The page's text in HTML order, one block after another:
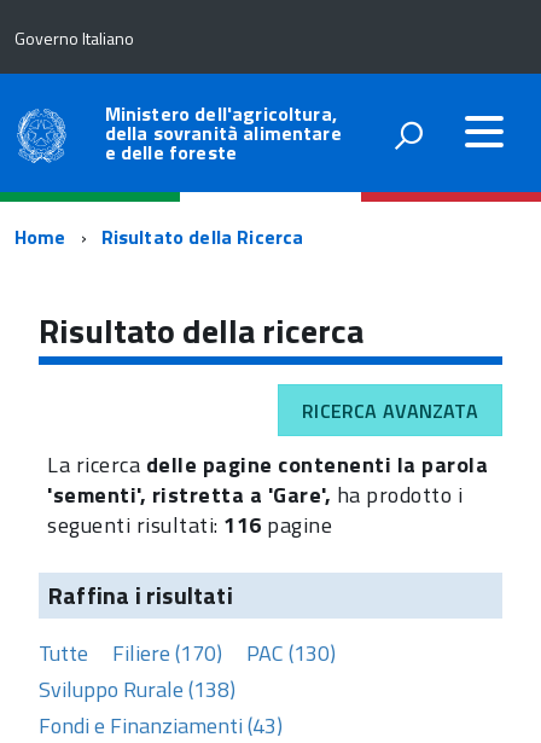
Governo Italiano
Ministero dell'agricoltura,
della sovranità alimentare
e delle foreste
Percorso
navigazione
Home Risultato della Ricerca
Risultato della ricerca
RICERCA AVANZATA
La ricerca delle pagine contenenti la parola
'sementi', ristretta a 'Gare', ha prodotto i
seguenti risultati: 116 pagine
Raffina i risultati
Tutte Filiere (170)
PAC (130)
Sviluppo Rurale (138)
Fondi e Finanziamenti (43)